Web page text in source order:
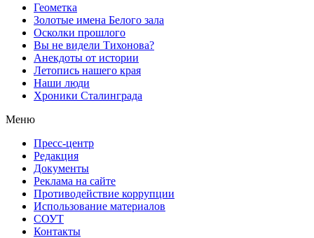
Геометка
Золотые имена Белого зала
Осколки прошлого
Вы не видели Тихонова?
Анекдоты от истории
Летопись нашего края
Наши люди
Хроники Сталинграда
Меню
Пресс-центр
Редакция
Документы
Реклама на сайте
Противодействие коррупции
Использование материалов
СОУТ
Контакты